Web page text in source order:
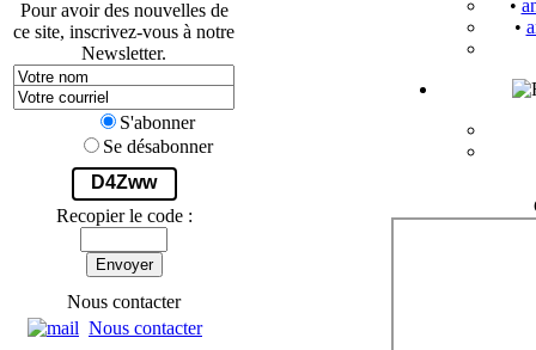
Pour avoir des nouvelles de
ce site, inscrivez-vous à notre
Newsletter.
S'abonner
Se désabonner
D4Zww
Recopier le code :
Envoyer
Nous contacter
Nous contacter
•
•